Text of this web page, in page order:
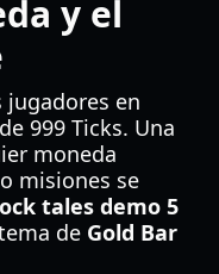
y el
en
999 Ticks. Una
moneda
misiones se
tales demo 5
de Gold Bar